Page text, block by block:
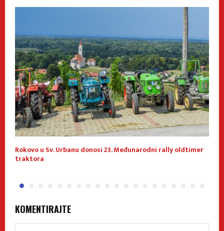
Rokovo u Sv. Urbanu donosi 23. Međunarodni rally oldtimer
traktora
KOMENTIRAJTE